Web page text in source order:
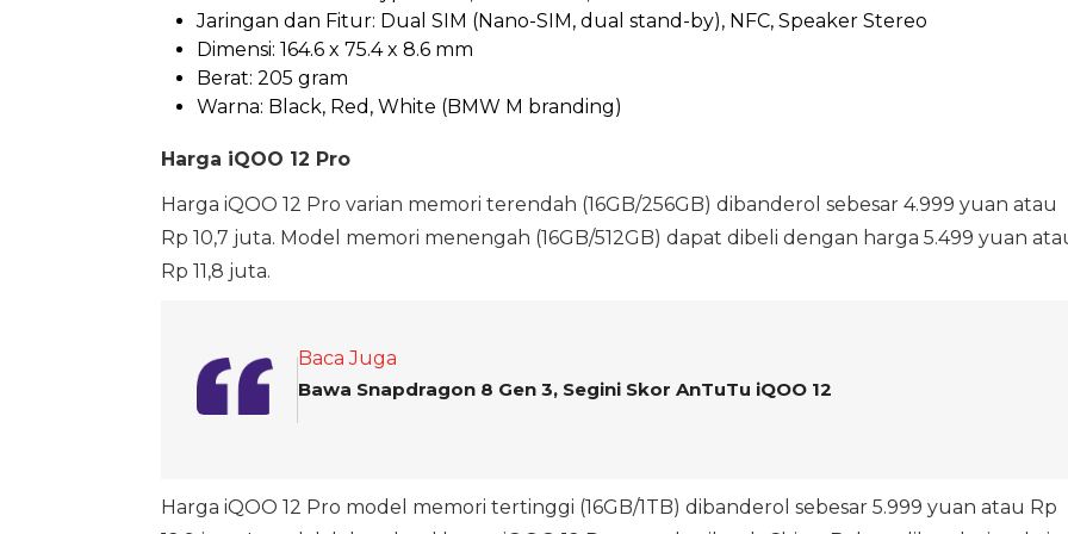
Jaringan dan Fitur: Dual SIM (Nano-SIM, dual stand-by), NFC, Speaker Stereo
Dimensi: 164.6 x 75.4 x 8.6 mm
Berat: 205 gram
Warna: Black, Red, White (BMW M branding)
Harga iQOO 12 Pro
Harga iQOO 12 Pro varian memori terendah (16GB/256GB) dibanderol sebesar 4.999 yuan atau
Rp 10,7 juta. Model memori menengah (16GB/512GB) dapat dibeli dengan harga 5.499 yuan
Rp 11,8 juta.
Baca Juga
Bawa Snapdragon 8 Gen 3, Segini Skor AnTuTu iQOO 12
Harga iQOO 12 Pro model memori tertinggi (16GB/1TB) dibanderol sebesar 5.999 yuan atau Rp